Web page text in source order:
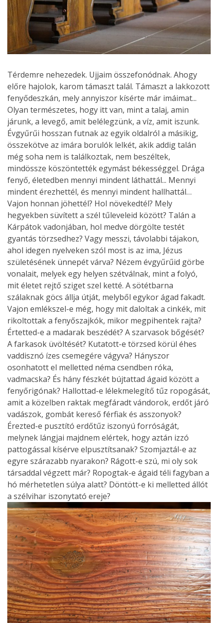
Térdemre nehezedek. Ujjaim összefonódnak. Ahogy
előre hajolok, karom támaszt talál. Támaszt a lakkozott
fenyődeszkán, mely annyiszor kísérte már imáimat...
Olyan természetes, hogy itt van, mint a talaj, amin
járunk, a levegő, amit belélegzünk, a víz, amit iszunk.
Évgyűrűi hosszan futnak az egyik oldalról a másikig,
összekötve az imára borulók lelkét, akik addig talán
még soha nem is találkoztak, nem beszéltek,
mindössze köszöntették egymást békességgel. Drága
fenyő, életedben mennyi mindent láthattál... Mennyi
mindent érezhettél, és mennyi mindent hallhattál…
Vajon honnan jöhettél? Hol növekedtél? Mely
hegyekben süvített a szél tűleveleid között? Talán a
Kárpátok vadonjában, hol medve dörgölte testét
gyantás törzsedhez? Vagy messzi, távolabbi tájakon,
ahol idegen nyelveken szól most is az ima, Jézus
születésének ünnepét várva? Nézem évgyűrűid görbe
vonalait, melyek egy helyen szétválnak, mint a folyó,
mit életet rejtő sziget szel ketté. A sötétbarna
szálaknak göcs állja útját, melyből egykor ágad fakadt.
Vajon emlékszel-e még, hogy mit daloltak a cinkék, mit
rikoltottak a fenyőszajkók, mikor megpihentek rajta?
Értetted-e a madarak beszédét? A szarvasok bőgését?
A farkasok üvöltését? Kutatott-e törzsed körül éhes
vaddisznó ízes csemegére vágyva? Hányszor
osonhatott el melletted néma csendben róka,
vadmacska? És hány fészkét bújtattad ágaid között a
fenyőrigónak? Hallottad-e lélekmelegítő tűz ropogását,
amit a közelben raktak megfáradt vándorok, erdőt járó
vadászok, gombát kereső férfiak és asszonyok?
Érezted-e pusztító erdőtűz iszonyú forróságát,
melynek lángjai majdnem elértek, hogy aztán izzó
pattogással kísérve elpusztítsanak? Szomjaztál-e az
egyre szárazabb nyarakon? Rágott-e szú, mi oly sok
társaddal végzett már? Ropogtak-e ágaid téli fagyban a
hó mérhetetlen súlya alatt? Döntött-e ki melletted állót
a szélvihar iszonytató ereje?